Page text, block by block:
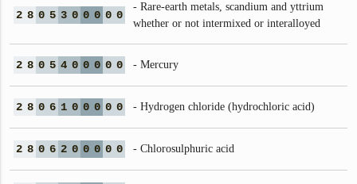
2 8 0 5 3 0 0 0 0 0
- Rare-earth metals, scandium and yttrium
whether or not intermixed or interalloyed
2 8 0 5 4 0 0 0 0 0 - Mercury
2 8 0 6 1 0 0 0 0 0 - Hydrogen chloride (hydrochloric acid)
2 8 0 6 2 0 0 0 0 0 - Chlorosulphuric acid